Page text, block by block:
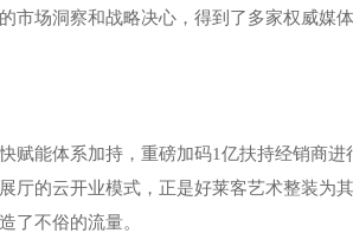
市场洞察和战略决心，得到了多家权威媒
赋能体系加持，重磅加码1亿扶持经销商进
厅的云开业模式，正是好莱客艺术整装为
了不俗的流量。